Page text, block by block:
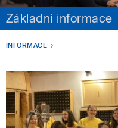
Základní informace
INFORMACE